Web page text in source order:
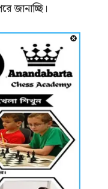
জানাচ্ছি।